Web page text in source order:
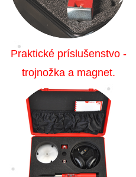
Praktické príslušenstvo -
trojnožka a magnet.